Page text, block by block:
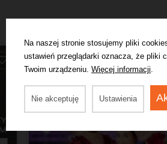
Na naszej stronie stosujemy pliki
ustawień przeglądarki oznacza, że pliki
Twoim urządzeniu. Więcej informacji.
Nie akceptuję Ustawienia